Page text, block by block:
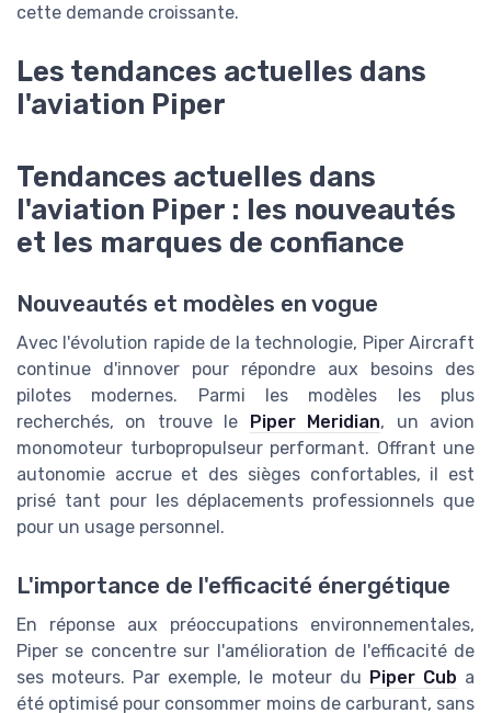
cette demande croissante.
Les tendances actuelles dans
l'aviation Piper
Tendances actuelles dans
l'aviation Piper : les nouveautés
et les marques de confiance
Nouveautés et modèles en vogue
Avec l'évolution rapide de la technologie, Piper Aircraft
continue d'innover pour répondre aux besoins des
pilotes modernes. Parmi les modèles les plus
recherchés, on trouve le Piper Meridian, un avion
monomoteur turbopropulseur performant. Offrant une
autonomie accrue et des sièges confortables, il est
prisé tant pour les déplacements professionnels que
pour un usage personnel.
L'importance de l'efficacité énergétique
En réponse aux préoccupations environnementales,
Piper se concentre sur l'amélioration de l'efficacité de
ses moteurs. Par exemple, le moteur du Piper Cub a
été optimisé pour consommer moins de carburant, sans